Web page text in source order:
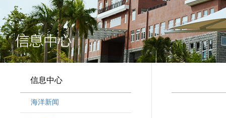
信息中心
海洋新闻